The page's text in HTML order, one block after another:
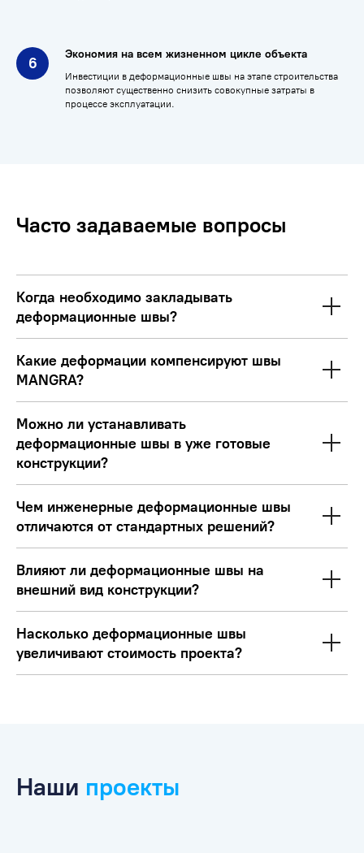
Экономия на всем жизненном цикле объекта
Инвестиции в деформационные швы на этапе строительства
позволяют существенно снизить совокупные затраты в
процессе эксплуатации.
Часто задаваемые вопросы
Когда необходимо закладывать
деформационные швы?
Какие деформации компенсируют швы
MANGRA?
Можно ли устанавливать
деформационные швы в уже готовые
конструкции?
Чем инженерные деформационные швы
отличаются от стандартных решений?
Влияют ли деформационные швы на
внешний вид конструкции?
Насколько деформационные швы
увеличивают стоимость проекта?
Наши проекты